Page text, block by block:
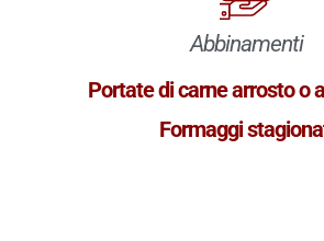
Abbinamenti
Portate di carne arrosto o
Formaggi